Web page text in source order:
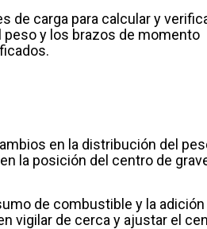
de carga para calcular y
peso y los brazos de momento
en la distribución del
la posición del centro de
de combustible y la adición
vigilar de cerca y ajustar el